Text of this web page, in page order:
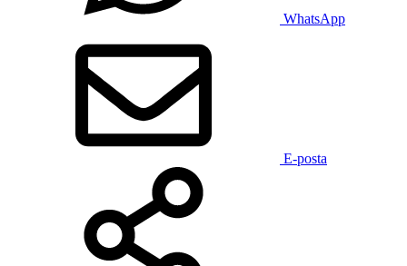
WhatsApp
E-posta